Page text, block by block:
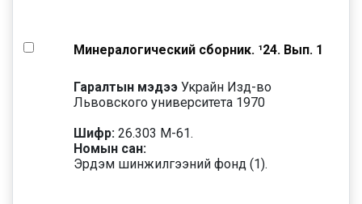
Минералогический сборник. ¹24. Вып. 1
Гаралтын мэдээ Украйн Изд-во
Львовского университета 1970
Шифр: 26.303 М-61.
Номын сан:
Эрдэм шинжилгээний фонд (1).